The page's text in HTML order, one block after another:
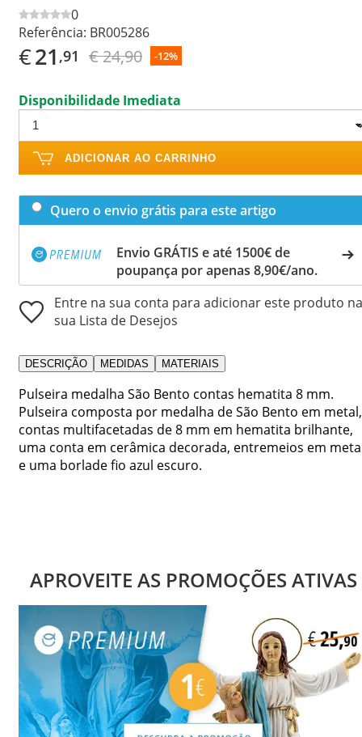
0
Referência: BR005286
€21 ,91 € 24,90 -12%
Disponibilidade Imediata
ADICIONAR AO CARRINHO
Quero o envio grátis para este artigo
Envio GRÁTIS e até 1500€ de
poupança por apenas 8,90€/ano.
Entre na sua conta para adicionar este produto na
sua Lista de Desejos
DESCRIÇÃO MEDIDAS MATERIAIS
Pulseira medalha São Bento contas hematita 8 mm.
Pulseira composta por medalha de São Bento em metal,
contas multifacetadas de 8 mm em hematita brilhante,
uma conta em cerâmica decorada, entremeios em
e uma borlade fio azul escuro.
APROVEITE AS PROMOÇÕES ATIVAS